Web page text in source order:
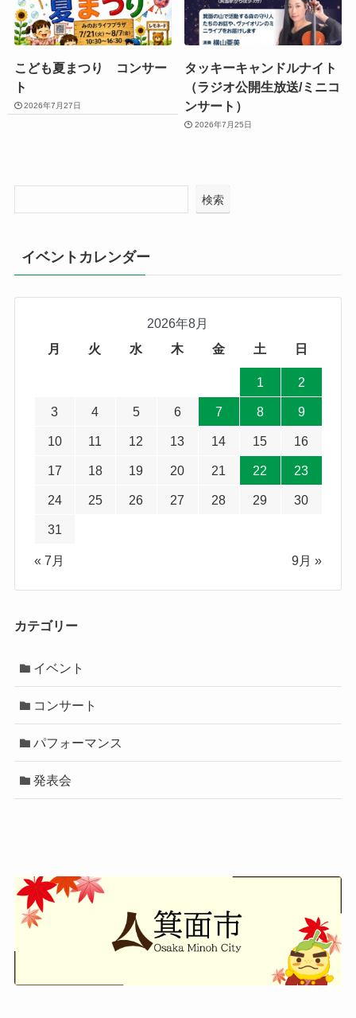
こども夏まつり コンサー
ト
2026年7月27日
タッキーキャンドルナイト
（ラジオ公開生放送/ミニコ
ンサート）
2026年7月25日
検索
イベントカレンダー
2026年8月
月
火 水 木 金 土 日
1 2
3 4 5 6 7 8 9
10 11 12 13 14 15 16
17 18 19 20 21 22 23
24 25 26 27 28 29 30
31
« 7月 9月 »
カテゴリー
イベント
コンサート
パフォーマンス
発表会